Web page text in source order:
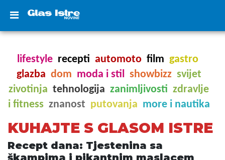
lifestyle recepti automoto film gastro
glazba dom moda i stil showbizz svijet
zivotinja tehnologija zanimljivosti zdravlje
i fitness znanost putovanja more i nautika
KUHAJTE S GLASOM ISTRE
Recept dana: Tjestenina sa
škampima i pikantnim maslacem